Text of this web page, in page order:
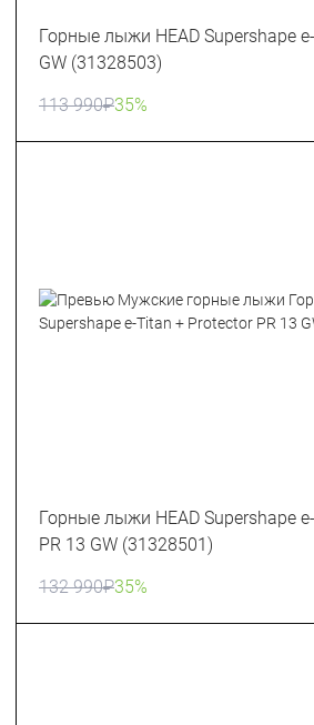
Горные лыжи HEAD Supershape
GW (31328503)
113 990₽35%
Горные лыжи HEAD Supershape
PR 13 GW (31328501)
132 990₽35%